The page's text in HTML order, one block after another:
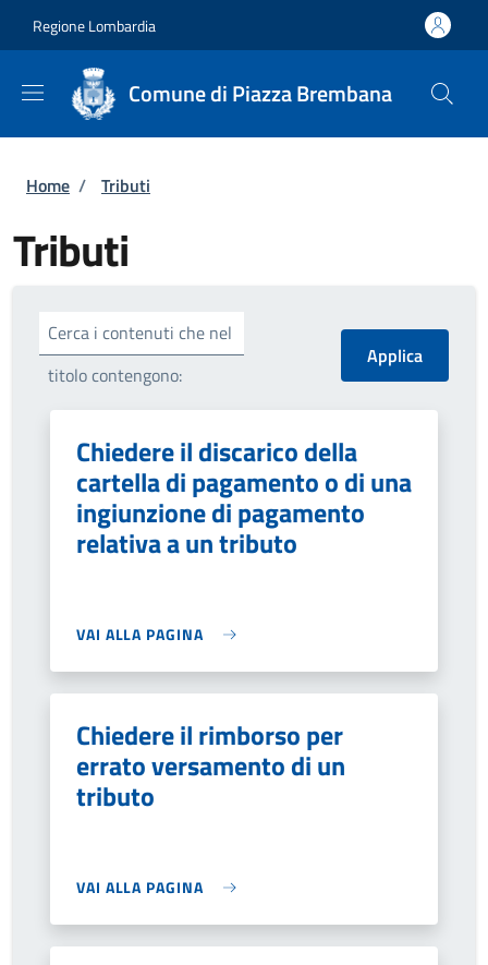
Regione Lombardia
Comune di Piazza Brembana
Briciole di pane
Home / Tributi
Tributi
Cerca i contenuti che nel
titolo contengono:
Chiedere il discarico della
cartella di pagamento o di una
ingiunzione di pagamento
relativa a un tributo
VAI ALLA PAGINA
Chiedere il rimborso per
errato versamento di un
tributo
VAI ALLA PAGINA